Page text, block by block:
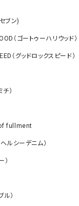
ブン)
（ゴートゥーハリウッド）
（グッドロックスピード）
）
fullment
ルシーデニム）
）
）